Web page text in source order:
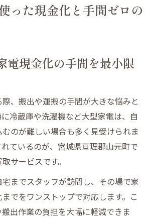
った現金化と手間ゼロの
電現金化の手間を最小限
、搬出や運搬の手間が大きな悩みと
冷蔵庫や洗濯機など大型家電は、自
のが難しい場合も多く見受けられま
ているのが、宮城県亘理郡山元町で
サービスです。
までスタッフが訪問し、その場で家
でをワンストップで対応します。こ
出作業の負担を大幅に軽減できま